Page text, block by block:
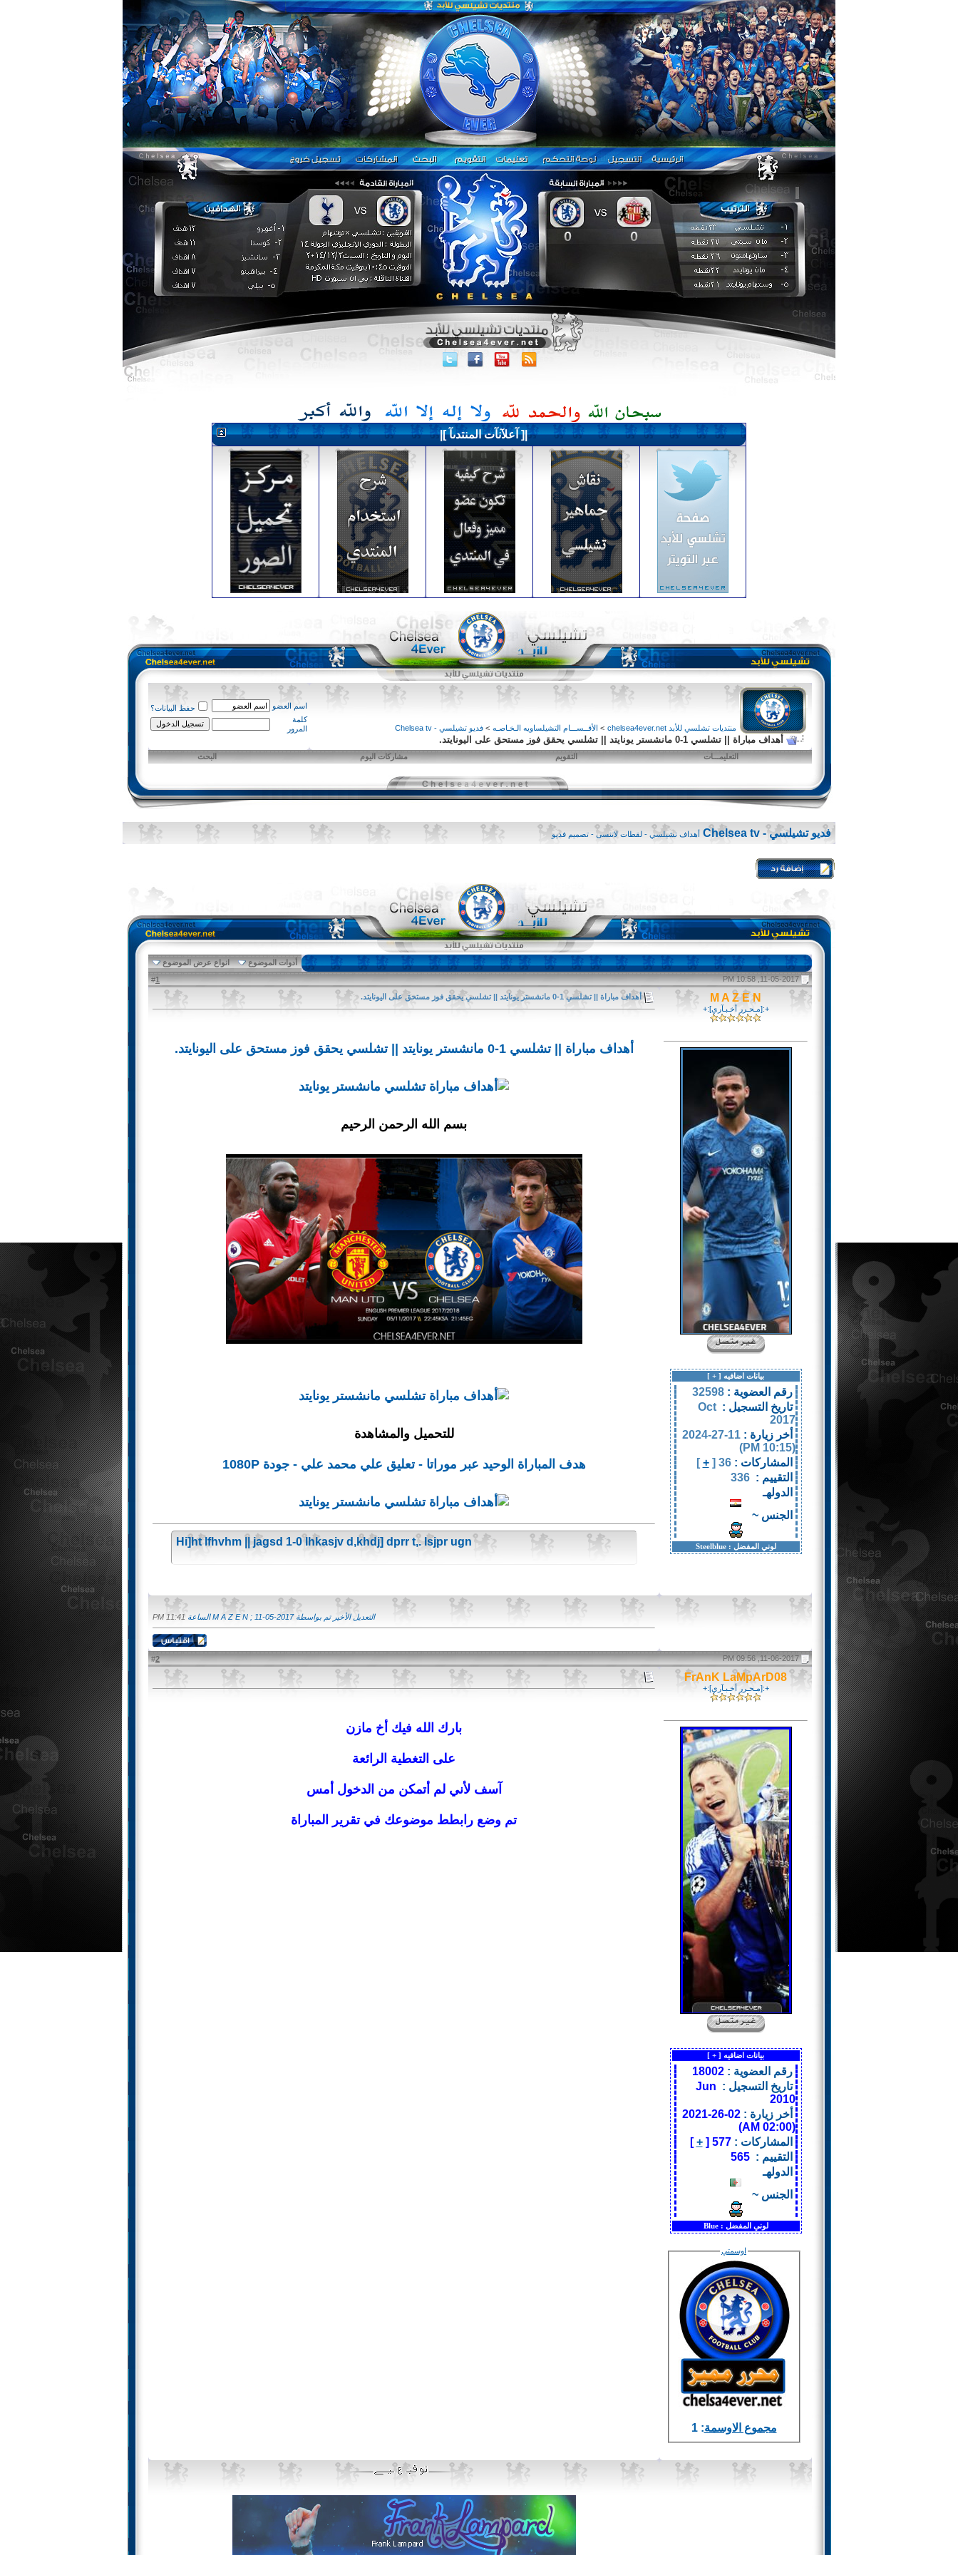
|[ آعلآنآت المنتدىآ ]|
منتديات تشلسي للأبد chelsea4ever.net > الأقــســـام التشيلساويه الـخـاصـه > فديو تشيلسي - Chelsea tv
أهداف مباراة || تشلسي 1-0 مانشستر يونايتد || تشلسي يحقق فوز مستحق على اليونايتد.
اسم العضو
حفظ البيانات؟
كلمة
المرور
التعليمـــات التقويم مشاركات اليوم البحث
فديو تشيلسي - Chelsea tv أهداف تشيلسي - لقطات لاتنسى - تصميم فديو
أدوات الموضوع
انواع عرض الموضوع
11-05-2017, 10:58 PM
#
1
M A Z E N
+:[مـحـرر أخـبـآري]:+
بيانات اضافيه [ +
]
رقم العضوية : 32598
تاريخ التسجيل :Oct
2017
أخر زيارة :
11-27-2024
(10:15 PM)
المشاركات : 36 [
+
]
التقييم :336
الدولهـ
الجنس ~
لوني المفضل :Steelblue
أهداف مباراة || تشلسي 1-0 مانشستر يونايتد || تشلسي يحقق فوز مستحق على اليونايتد.
أهداف مباراة || تشلسي 1-0 مانشستر يونايتد || تشلسي يحقق فوز مستحق على اليونايتد.
بسم الله الرحمن الرحيم
للتحميل والمشاهدة
هدف المباراة الوحيد عبر موراتا - تعليق علي محمد علي - جودة 1080P
Hi]ht lfhvhm || jagsd 1-0 lhkasjv d,khdj] dprr t,. lsjpr ugn
التعديل الأخير تم بواسطة M A Z E N ; 11-05-2017 الساعة 11:41 PM
11-06-2017, 09:56 PM
#
2
FrAnK LaMpArD08
+:[مـحـرر أخـبـآري]:+
بيانات اضافيه [ +
]
رقم العضوية : 18002
تاريخ التسجيل : Jun
2010
أخر زيارة :
02-26-2021
(02:00 AM)
المشاركات : 577 [
+
]
التقييم :565
الدولهـ
الجنس ~
لوني المفضل :Blue
اوسمتي
مجموع الاوسمة: 1
بارك الله فيك أخ مازن
على التغطية الرائعة
آسف لأني لم أتمكن من الدخول أمس
تم وضع رابطط موضوعك في تقرير المباراة